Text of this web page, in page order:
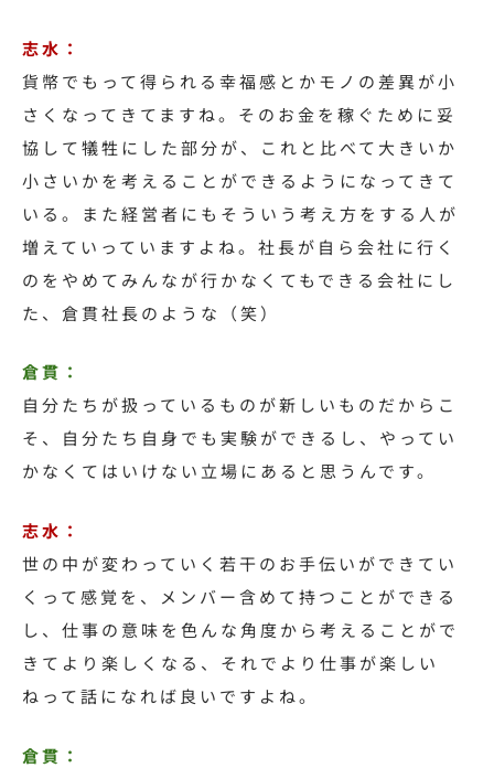
志水：
貨幣でもって得られる幸福感とかモノの差異が小
さくなってきてますね。 そのお金を稼ぐために妥
協して犠牲にした部分が、これと比べて大きいか
小さいかを考えることができるようになってきて
いる。 また経営者にもそういう考え方をする人が
増えていっていますよね。社長が自ら会社に行く
のをやめてみんなが行かなくてもできる会社にし
た、倉貫社長のような（笑）
倉貫：
自分たちが扱っているものが新しいものだからこ
そ、自分たち自身でも実験ができるし、やってい
かなくてはいけない立場にあると思うんです。
志水：
世の中が変わっていく若干のお手伝いができてい
くって感覚を、メンバー含めて持つことができる
し、仕事の意味を色んな角度から考えることがで
きてより楽しくなる、それでより仕事が楽しい
ねって話になれば良いですよね。
倉貫：